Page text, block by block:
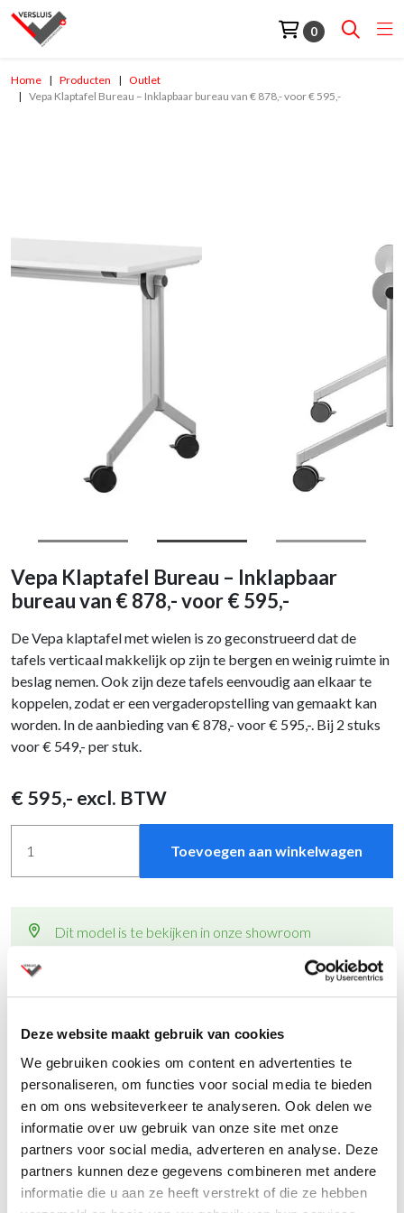
Deze website maakt gebruik van cookies
We gebruiken cookies om content en advertenties te
personaliseren, om functies voor social media te bieden
en om ons websiteverkeer te analyseren. Ook delen we
informatie over uw gebruik van onze site met onze
partners voor social media, adverteren en analyse. Deze
partners kunnen deze gegevens combineren met andere
informatie die u aan ze heeft verstrekt of die ze hebben
0
Home Producten
Outlet
Vepa Klaptafel Bureau – Inklapbaar bureau van € 878,- voor € 595,-
Vepa Klaptafel Bureau – Inklapbaar
bureau van € 878,- voor € 595,-
De Vepa klaptafel met wielen is zo geconstrueerd dat de
tafels verticaal makkelijk op zijn te bergen en weinig ruimte in
beslag nemen. Ook zijn deze tafels eenvoudig aan elkaar te
koppelen, zodat er een vergaderopstelling van gemaakt kan
worden. In de aanbieding van € 878,- voor € 595,-. Bij 2 stuks
voor € 549,- per stuk.
€ 595,- excl. BTW
Toevoegen aan winkelwagen
Dit model is te bekijken in onze showroom
met andere levertijden
Al ruim 80 jaar specialist in kantoormeubelen
Vraag een offerte aanvoor meerdere aantallen
Productinformatie